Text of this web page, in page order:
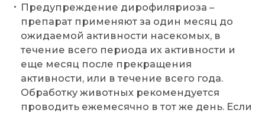
Предупреждение дирофиляриоза –
препарат применяют за один месяц до
ожидаемой активности насекомых, в
течение всего периода их активности и
еще месяц после прекращения
активности, или в течение всего года.
Обработку животных рекомендуется
проводить ежемесячно в тот же день. Если